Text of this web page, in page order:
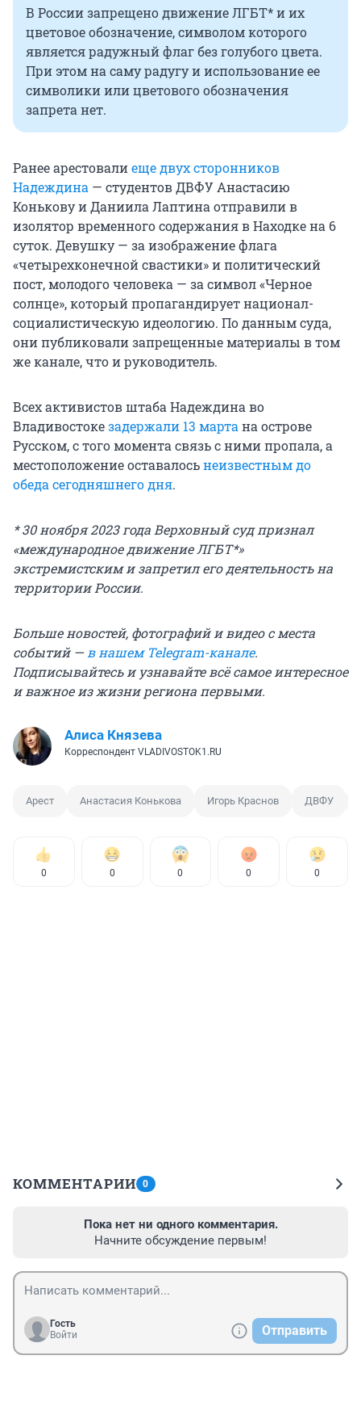
В России запрещено движение ЛГБТ* и их
цветовое обозначение, символом которого
является радужный флаг без голубого цвета.
При этом на саму радугу и использование ее
символики или цветового обозначения
запрета нет.
Ранее арестовалиеще двух сторонников
Надеждина — студентов ДВФУ Анастасию
Конькову и Даниила Лаптина отправили в
изолятор временного содержания в Находке на 6
суток. Девушку — за изображение флага
«четырехконечной свастики» и политический
пост, молодого человека — за символ «Черное
солнце», который пропагандирует национал-
социалистическую идеологию. По данным суда,
они публиковали запрещенные материалы в том
же канале, что и руководитель.
Всех активистов штаба Надеждина во
Владивостокезадержали 13 мартана острове
Русском, с того момента связь с ними пропала, а
местоположение оставалосьнеизвестным до
обеда сегодняшнего дня.
* 30 ноября 2023 года Верховный суд признал
«международное движение ЛГБТ*»
экстремистским и запретил его деятельность на
территории России.
Больше новостей, фотографий и видео с места
событий —в нашем Telegram-канале.
Подписывайтесь и узнавайте всё самое интересное
и важное из жизни региона первыми.
Алиса Князева
Корреспондент VLADIVOSTOK1.RU
Арест Анастасия Конькова Игорь Краснов ДВФУ
0 0 0 0 0
КОММЕНТАРИИ 0
Пока нет ни одного комментария.
Начните обсуждение первым!
Гость
Войти
Отправить